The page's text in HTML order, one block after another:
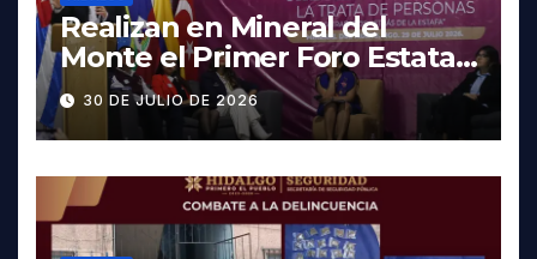
Realizan en Mineral del
Monte el Primer Foro Estatal
contra la Trata de Personas
30 DE JULIO DE 2026